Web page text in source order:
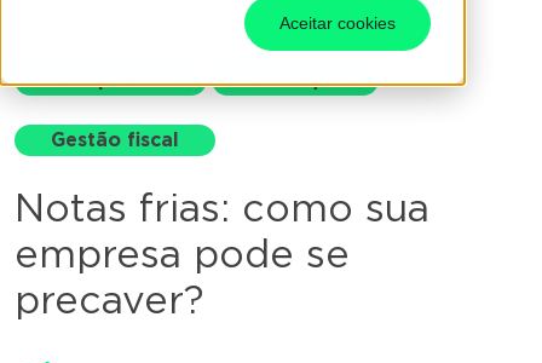
Aceitar cookies
Compliance Destaque
Gestão fiscal
Notas frias: como sua
empresa pode se
precaver?